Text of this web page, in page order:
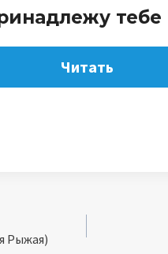
тебе
Читать
Рыжая)